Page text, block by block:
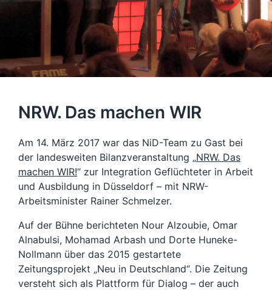
NRW. Das machen WIR
Am 14. März 2017 war das NiD-Team zu Gast bei
der landesweiten Bilanzveranstaltung „NRW. Das
machen WIR!“ zur Integration Geflüchteter in Arbeit
und Ausbildung in Düsseldorf – mit NRW-
Arbeitsminister Rainer Schmelzer.
Auf der Bühne berichteten Nour Alzoubie, Omar
Alnabulsi, Mohamad Arbash und Dorte Huneke-
Nollmann über das 2015 gestartete
Zeitungsprojekt „Neu in Deutschland“. Die Zeitung
versteht sich als Plattform für Dialog – der auch